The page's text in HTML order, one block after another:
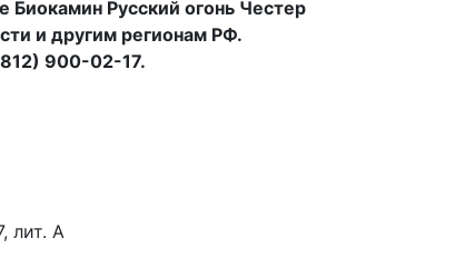
Биокамин Русский огонь Честер
и другим регионам РФ.
900-02-17.
лит. А